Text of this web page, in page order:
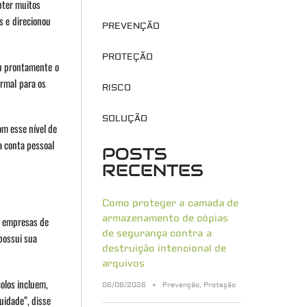
muitos
e direcionou
prontamente o
para os
esse nível de
pessoal
de
sua
incluem,
disse
PREVENÇÃO
PROTEÇÃO
RISCO
SOLUÇÃO
POSTS
RECENTES
Como proteger a camada de
armazenamento de cópias
de segurança contra a
destruição intencional de
arquivos
06/08/2026 Prevenção, Proteção